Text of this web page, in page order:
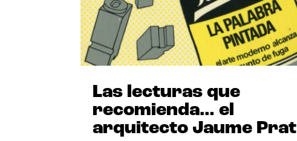
Las lecturas que
recomienda… el
arquitecto Jaume Prat